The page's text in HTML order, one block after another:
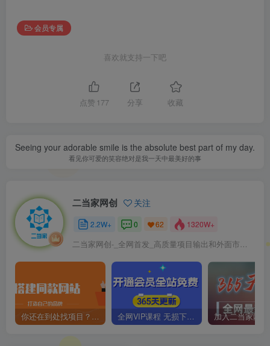
会员专属
喜欢就支持一下吧
点赞 177 分享 收藏
Seeing your adorable smile is the absolute best part of my day.
看见你可爱的笑容绝对是我一天中最美好的事
二当家网创 关注
2.2W+ 0 62 1320W+
你还在到处找项目？还在当韭菜？我靠卖项目一个月收入5万+，曾经我也是个失败者。 全网VIP课程 无损下载~